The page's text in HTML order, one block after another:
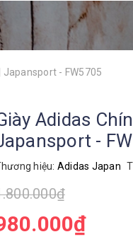
Japansport - FW5705
Adidas
-
hiệu: Adidas Japan